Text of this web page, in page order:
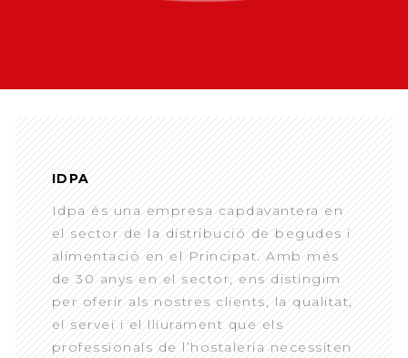
IDPA
Idpa és una empresa capdavantera en
el sector de la distribució de begudes i
alimentació en el Principat. Amb més
de 30 anys en el sector, ens distingim
per oferir als nostres clients, la qualitat,
el servei i el lliurament que els
professionals de l’hostaleria necessiten